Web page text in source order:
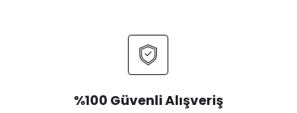
%100 Güvenli Alışveriş